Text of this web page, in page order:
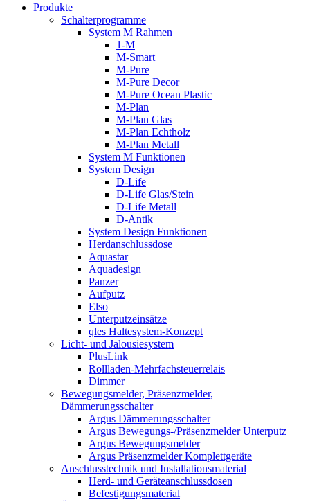
Produkte
Schalterprogramme
System M Rahmen
1-M
M-Smart
M-Pure
M-Pure Decor
M-Pure Ocean Plastic
M-Plan
M-Plan Glas
M-Plan Echtholz
M-Plan Metall
System M Funktionen
System Design
D-Life
D-Life Glas/Stein
D-Life Metall
D-Antik
System Design Funktionen
Herdanschlussdose
Aquastar
Aquadesign
Panzer
Aufputz
Elso
Unterputzeinsätze
qles Haltesystem-Konzept
Licht- und Jalousiesystem
PlusLink
Rollladen-Mehrfachsteuerrelais
Dimmer
Bewegungsmelder, Präsenzmelder,
Dämmerungsschalter
Argus Dämmerungsschalter
Argus Bewegungs-/Präsenzmelder Unterputz
Argus Bewegungsmelder
Argus Präsenzmelder Komplettgeräte
Anschlusstechnik und Installationsmaterial
Herd- und Geräteanschlussdosen
Befestigungsmaterial